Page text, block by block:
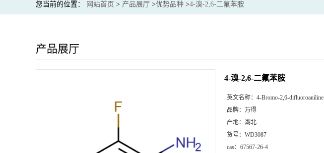
您当前的位置： 网站首页 > 产品展厅 >优势品种 >4-溴-2,6-二氟苯胺
产品展厅
4-溴-2,6-二氟苯胺
英文名称： 4-Bromo-2,6-difluoroaniline
品牌： 万得
产地： 湖北
货号： WD3087
cas： 67567-26-4